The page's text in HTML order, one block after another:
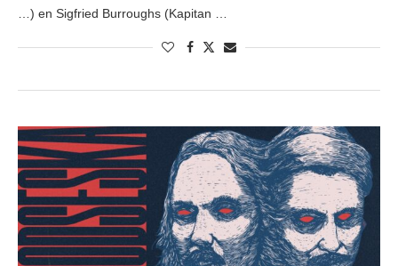
…) en Sigfried Burroughs (Kapitan …